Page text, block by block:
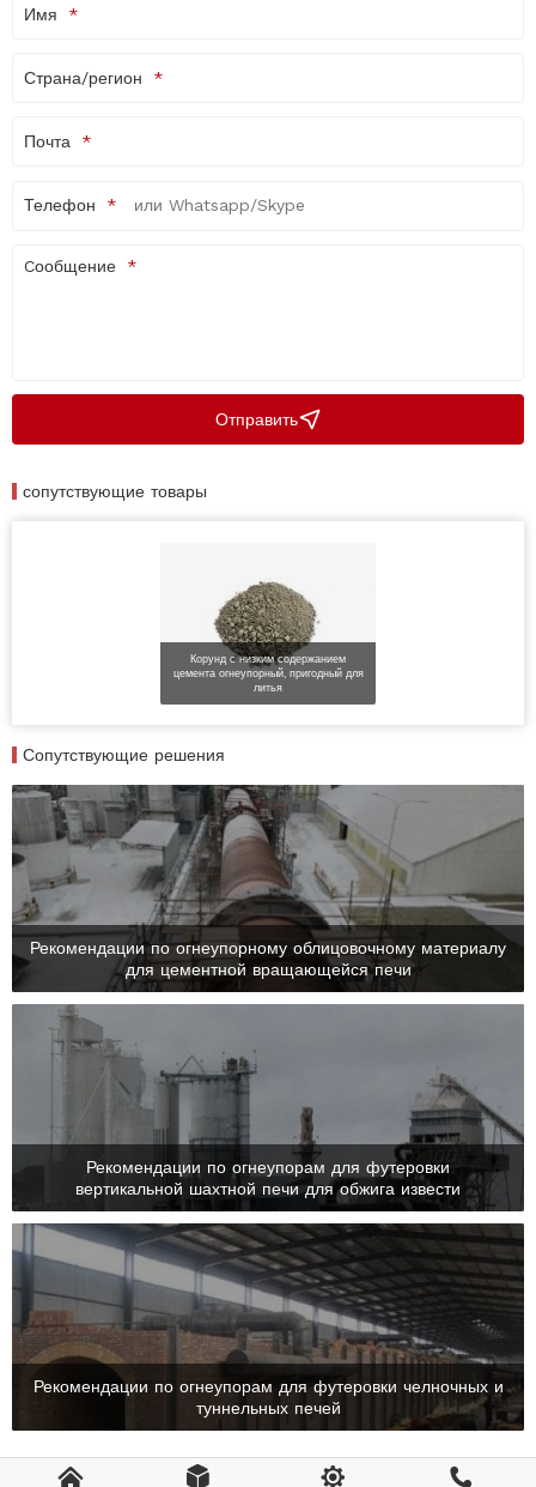
Имя
Страна/регион
Почта
Телефон
Cообщение
Отправить
сопутствующие товары
Корунд с низким содержанием
цемента огнеупорный, пригодный для
литья
Сопутствующие решения
Рекомендации по огнеупорному облицовочному материалу
для цементной вращающейся печи
Рекомендации по огнеупорам для футеровки
вертикальной шахтной печи для обжига извести

Рекомендации по огнеупорам для футеровки челночных и
туннельных печей
   